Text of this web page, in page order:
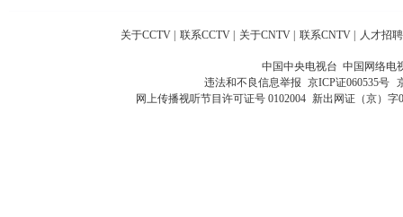
关于CCTV 联系CCTV 关于CNTV 联系CNTV 人才招聘
中国中央电视台 中国网络电
违法和不良信息举报 京ICP证060535号
网上传播视听节目许可证号 0102004 新出网证（京）